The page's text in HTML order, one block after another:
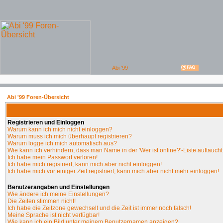
Abi '99 Foren-Übersicht
Registrieren und Einloggen
Warum kann ich mich nicht einloggen?
Warum muss ich mich überhaupt registrieren?
Warum logge ich mich automatisch aus?
Wie kann ich verhindern, dass man Name in der 'Wer ist online?'-Liste
Ich habe mein Passwort verloren!
Ich habe mich registriert, kann mich aber nicht einloggen!
Ich habe mich vor einiger Zeit registriert, kann mich aber nicht mehr einloggen!
Benutzerangaben und Einstellungen
Wie ändere ich meine Einstellungen?
Die Zeiten stimmen nicht!
Ich habe die Zeitzone gewechselt und die Zeit ist immer noch falsch!
Meine Sprache ist nicht verfügbar!